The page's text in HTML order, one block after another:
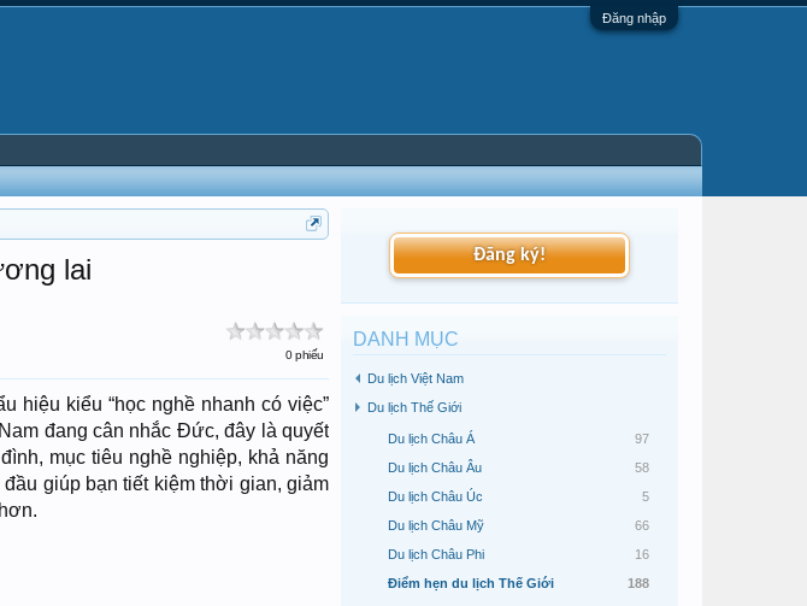
Đăng nhập
lai
0 phiếu
hiệu kiểu “học nghề nhanh có việc”
đang cân nhắc Đức, đây là quyết
mục tiêu nghề nghiệp, khả năng
giúp bạn tiết kiệm thời gian, giảm
Đăng ký!
DANH MỤC
Du lịch Việt Nam
Du lịch Thế Giới
Du lịch Châu Á
97
Du lịch Châu Âu
58
Du lịch Châu Úc
5
Du lịch Châu Mỹ
66
Du lịch Châu Phi
16
Điểm hẹn du lịch Thế Giới
188